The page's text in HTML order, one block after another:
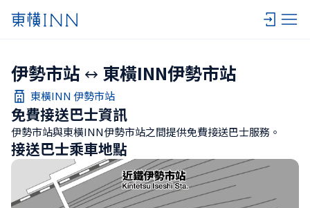
伊勢市站 東橫INN伊勢市站
東橫INN 伊勢市站
免費接送巴士資訊
伊勢市站與東橫INN伊勢市站之間提供免費接送巴士服務。
接送巴士乘車地點